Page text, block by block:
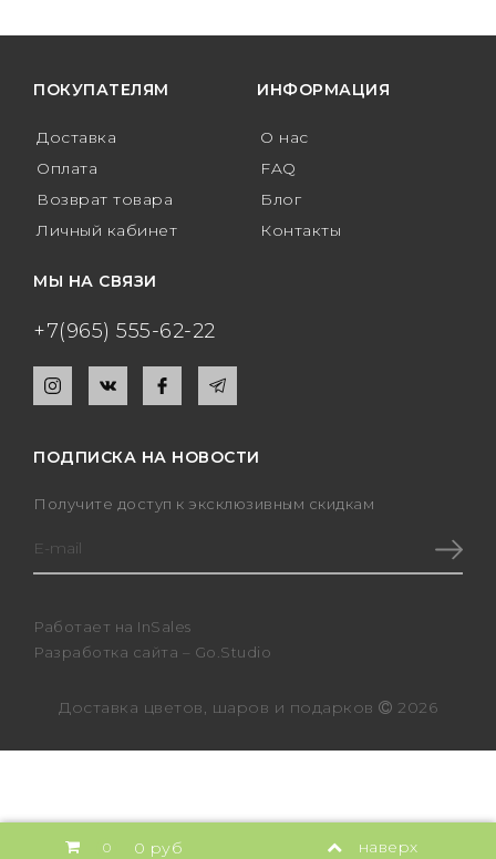
ПОКУПАТЕЛЯМ
Доставка
Оплата
Возврат товара
Личный кабинет
ИНФОРМАЦИЯ
О нас
FAQ
Блог
Контакты
МЫ НА СВЯЗИ
+7(965) 555-62-22
ПОДПИСКА НА НОВОСТИ
Получите доступ к эксклюзивным скидкам
Работает на InSales
Разработка сайта – Go.Studio
Доставка цветов, шаров и подарков 2026
0 0 руб наверх
Install App